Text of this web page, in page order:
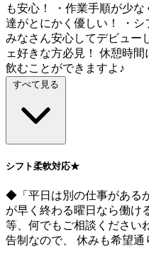
も安心！ ・作業手順が少
達がとにかく優しい！ ・シ
みなさん安心してデビュー
ェ好きな方必見！ 休憩時
飲むことができますよ♪
すべて見る
シフト柔軟対応★
◆「平日は別の仕事がある
が早く終わる曜日なら働
等、何でもご相談ください
告制なので、 休みも希望